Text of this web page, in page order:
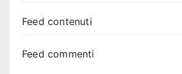
Feed contenuti
Feed commenti